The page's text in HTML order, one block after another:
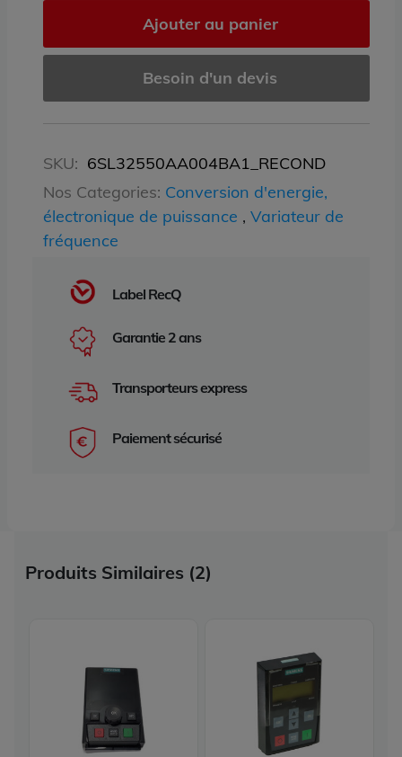
Ajouter au panier
Besoin d'un devis
SKU: 6SL32550AA004BA1_RECOND
Nos Categories: Conversion d'energie,
électronique de puissance , Variateur de
fréquence
Label RecQ
Garantie 2 ans
Transporteurs express
Paiement sécurisé
Produits Similaires (2)